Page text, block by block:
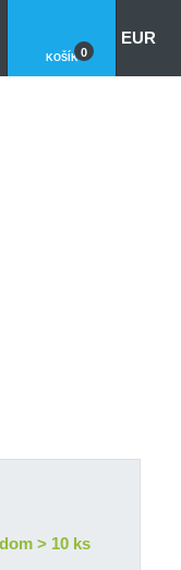
KOŠÍK 0
EUR
Skladom > 10 ks